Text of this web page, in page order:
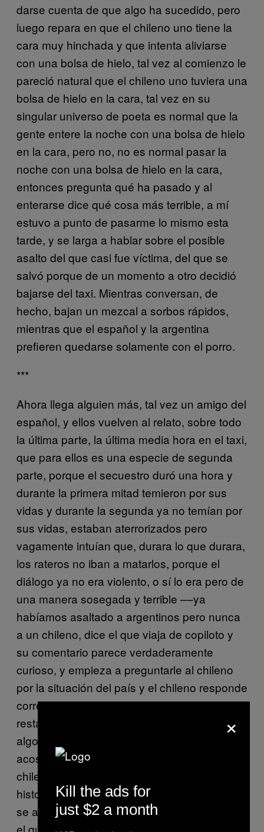
darse cuenta de que algo ha sucedido, pero
luego repara en que el chileno uno tiene la
cara muy hinchada y que intenta aliviarse
con una bolsa de hielo, tal vez al comienzo le
pareció natural que el chileno uno tuviera una
bolsa de hielo en la cara, tal vez en su
singular universo de poeta es normal que la
gente entere la noche con una bolsa de hielo
en la cara, pero no, no es normal pasar la
noche con una bolsa de hielo en la cara,
entonces pregunta qué ha pasado y al
enterarse dice qué cosa más terrible, a mí
estuvo a punto de pasarme lo mismo esta
tarde, y se larga a hablar sobre el posible
asalto del que casi fue víctima, del que se
salvó porque de un momento a otro decidió
bajarse del taxi. Mientras conversan, de
hecho, bajan un mezcal a sorbos rápidos,
mientras que el español y la argentina
prefieren quedarse solamente con el porro.
***
Ahora llega alguien más, tal vez un amigo del
español, y ellos vuelven al relato, sobre todo
la última parte, la última media hora en el taxi,
que para ellos es una especie de segunda
parte, porque el secuestro duró una hora y
durante la primera mitad temieron por sus
vidas y durante la segunda ya no temían por
sus vidas, estaban aterrorizados pero
vagamente intuían que, durara lo que durara,
los rateros no iban a matarlos, porque el
diálogo ya no era violento, o sí lo era pero de
una manera sosegada y terrible ––ya
habíamos asaltado a argentinos pero nunca
a un chileno, dice el que viaja de copiloto y
su comentario parece verdaderamente
curioso, y empieza a preguntarle al chileno
por la situación del país y el chileno responde
correctamente, como si estuvieran en un
restaurante y fueran el mesero y el cliente o
algo así y el tipo parece tan articulado, tan
acostumbrado a decir ese diálogo que el
chileno (uno) piensa que si llega a contar esa
historia nadie va a creerle, y esa impresión
se acentúa en los minutos siguientes cuando
el que viaja con ellos en el asiento de atrás,
×
Kill the ads for
just $2 a month